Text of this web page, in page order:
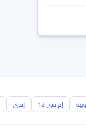
إم سي 12 إندي